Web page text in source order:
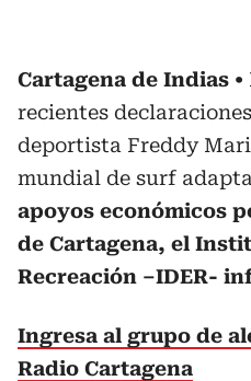
Cartagena de Indias
recientes
deportista Freddy
mundial de surf
apoyos económicos
de Cartagena, el
Recreación –IDER-
Ingresa al grupo de
Radio Cartagena